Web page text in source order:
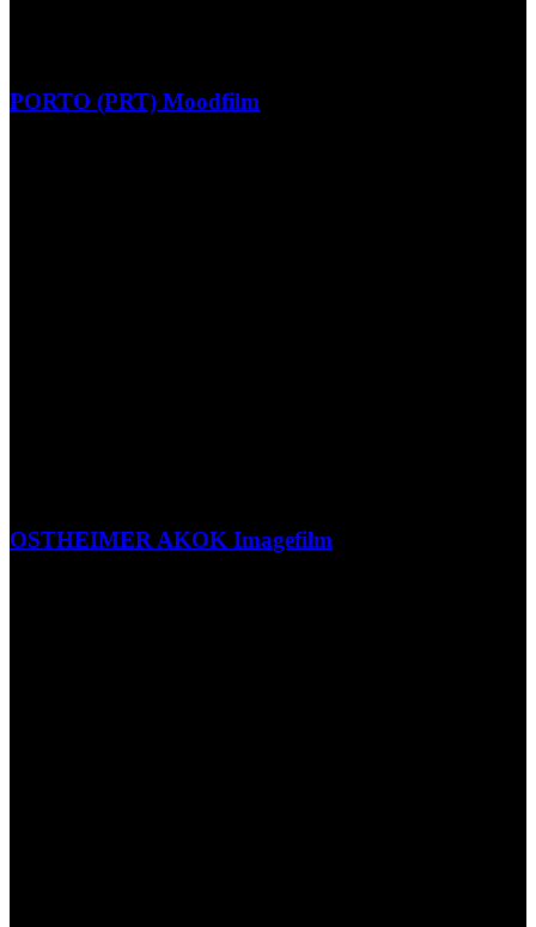
PORTO (PRT) Moodfilm
OSTHEIMER AKOK Imagefilm